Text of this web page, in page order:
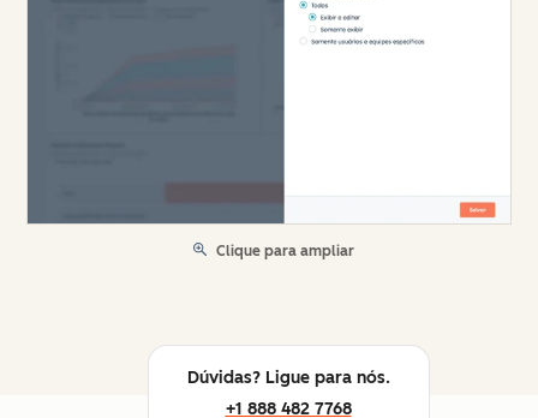
Clique para ampliar
Dúvidas? Ligue para nós.
+1 888 482 7768